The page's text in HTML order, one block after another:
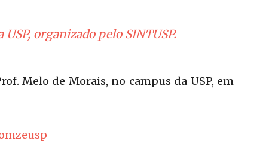
organizado pelo SINTUSP.
Melo de Morais, no campus da USP, em